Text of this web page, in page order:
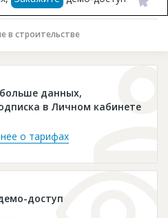
в строительстве
данных,
в Личном кабинете
о тарифах
доступ